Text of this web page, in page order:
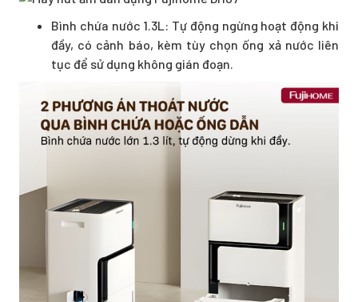
Bình chứa nước 1.3L: Tự động ngừng hoạt động khi
đầy, có cảnh báo, kèm tùy chọn ống xả nước liên
tục để sử dụng không gián đoạn.